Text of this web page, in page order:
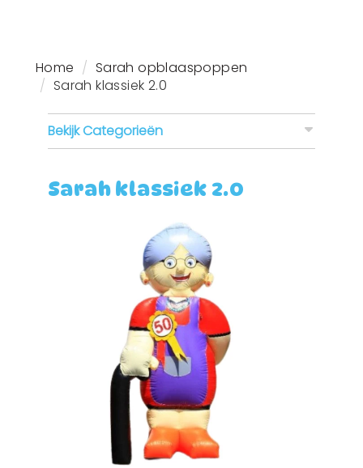
Home
Sarah opblaaspoppen
Sarah klassiek 2.0
Bekijk Categorieën
Sarah klassiek 2.0